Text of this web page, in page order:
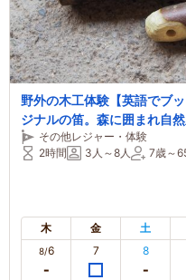
野外の木工体験【英語でブ
ジナルの笛。森に囲まれ自
指導！その他レジャー・体験
2時間
3人～8人 7歳～
木 金 土
8/6 7 8